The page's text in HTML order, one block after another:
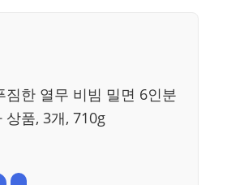
짐한 열무 비빔 밀면 6인분
상품, 3개, 710g